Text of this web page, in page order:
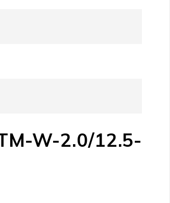
W-2.0/12.5-